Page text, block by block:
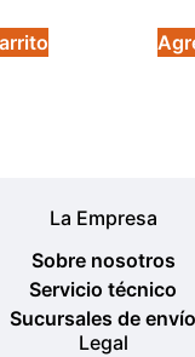
La Empresa
Sobre nosotros
Servicio técnico
Sucursales de envío
Legal